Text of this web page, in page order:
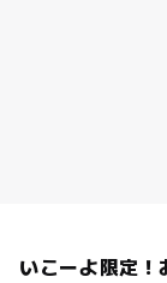
いこーよ限定！